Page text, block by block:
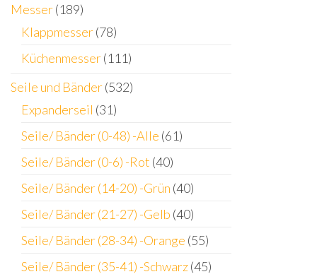
Messer(189)
Klappmesser(78)
Küchenmesser(111)
Seile und Bänder(532)
Expanderseil (31)
Seile/ Bänder (0-48) -Alle (61)
Seile/ Bänder (0-6) -Rot (40)
Seile/ Bänder (14-20) -Grün (40)
Seile/ Bänder (21-27) -Gelb (40)
Seile/ Bänder (28-34) -Orange (55)
Seile/ Bänder (35-41) -Schwarz(45)